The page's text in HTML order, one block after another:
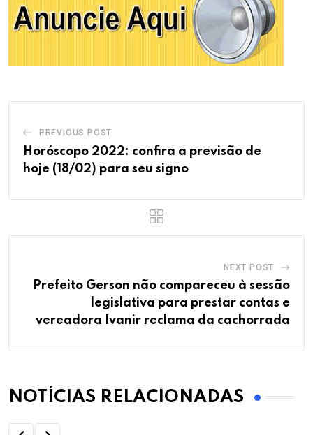
PREVIOUS POST
Horóscopo 2022: confira a previsão de
hoje (18/02) para seu signo
NEXT POST
Prefeito Gerson não compareceu à sessão
legislativa para prestar contas e
vereadora Ivanir reclama da cachorrada
NOTÍCIAS RELACIONADAS